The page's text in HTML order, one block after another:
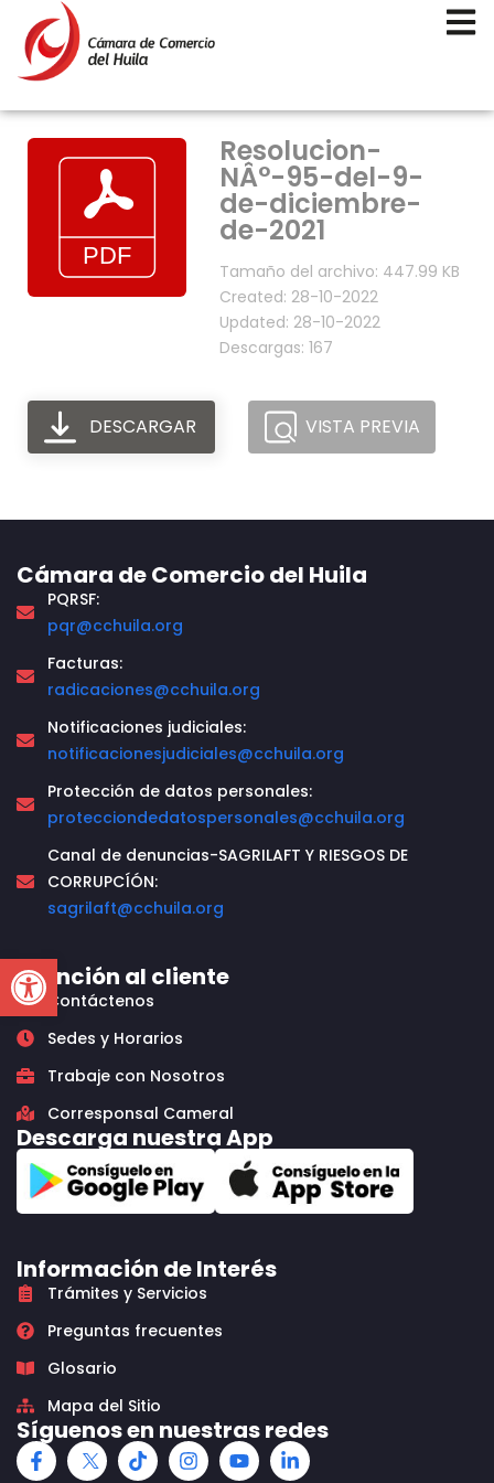
Open toolbar
Resolucion-
NÂ°-95-del-9-
de-diciembre-
de-2021
Tamaño del archivo: 447.99 KB
Created: 28-10-2022
Updated: 28-10-2022
Descargas: 167
DESCARGAR VISTA PREVIA
Cámara de Comercio del Huila
PQRSF:
pqr@cchuila.org
Facturas:
radicaciones@cchuila.org
Notificaciones judiciales:
notificacionesjudiciales@cchuila.org
Protección de datos personales:
protecciondedatospersonales@cchuila.org
Canal de denuncias-SAGRILAFT Y RIESGOS DE
CORRUPCÍÓN:
sagrilaft@cchuila.org
Atención al cliente
Contáctenos
Sedes y Horarios
Trabaje con Nosotros
Corresponsal Cameral
Descarga nuestra App
Información de Interés
Trámites y Servicios
Preguntas frecuentes
Glosario
Mapa del Sitio
Síguenos en nuestras redes